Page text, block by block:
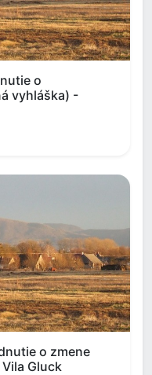
o
vyhláška) -
o zmene
Gluck